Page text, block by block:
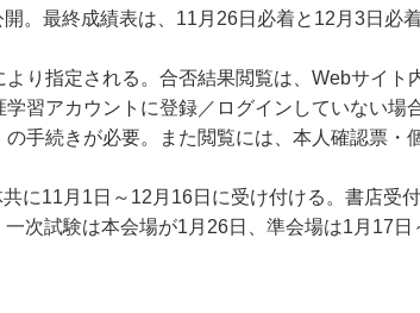
。最終成績表は、11月26日必着と12月3日必
り指定される。合否結果閲覧は、Webサイト
習アカウントに登録／ログインしていない場
手続きが必要。また閲覧には、本人確認票・
に11月1日～12月16日に受け付ける。書店受
次試験は本会場が1月26日、準会場は1月17日